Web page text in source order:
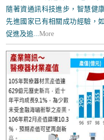
隨著資通訊科技進步，智慧健
先進國家已有相關成功經驗，
促進及追...More